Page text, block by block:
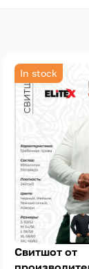
In stock
Свитшот от